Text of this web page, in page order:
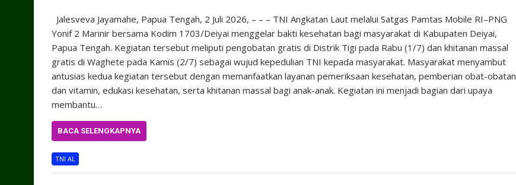
Jalesveva Jayamahe, Papua Tengah, 2 Juli 2026, – – – TNI Angkatan Laut melalui Satgas Pamtas Mobile RI–PNG
Yonif 2 Marinir bersama Kodim 1703/Deiyai menggelar bakti kesehatan bagi masyarakat di Kabupaten Deiyai,
Papua Tengah. Kegiatan tersebut meliputi pengobatan gratis di Distrik Tigi pada Rabu (1/7) dan khitanan massal
gratis di Waghete pada Kamis (2/7) sebagai wujud kepedulian TNI kepada masyarakat. Masyarakat menyambut
antusias kedua kegiatan tersebut dengan memanfaatkan layanan pemeriksaan kesehatan, pemberian obat-obatan
dan vitamin, edukasi kesehatan, serta khitanan massal bagi anak-anak. Kegiatan ini menjadi bagian dari upaya
membantu…
BACA SELENGKAPNYA
TNI AL